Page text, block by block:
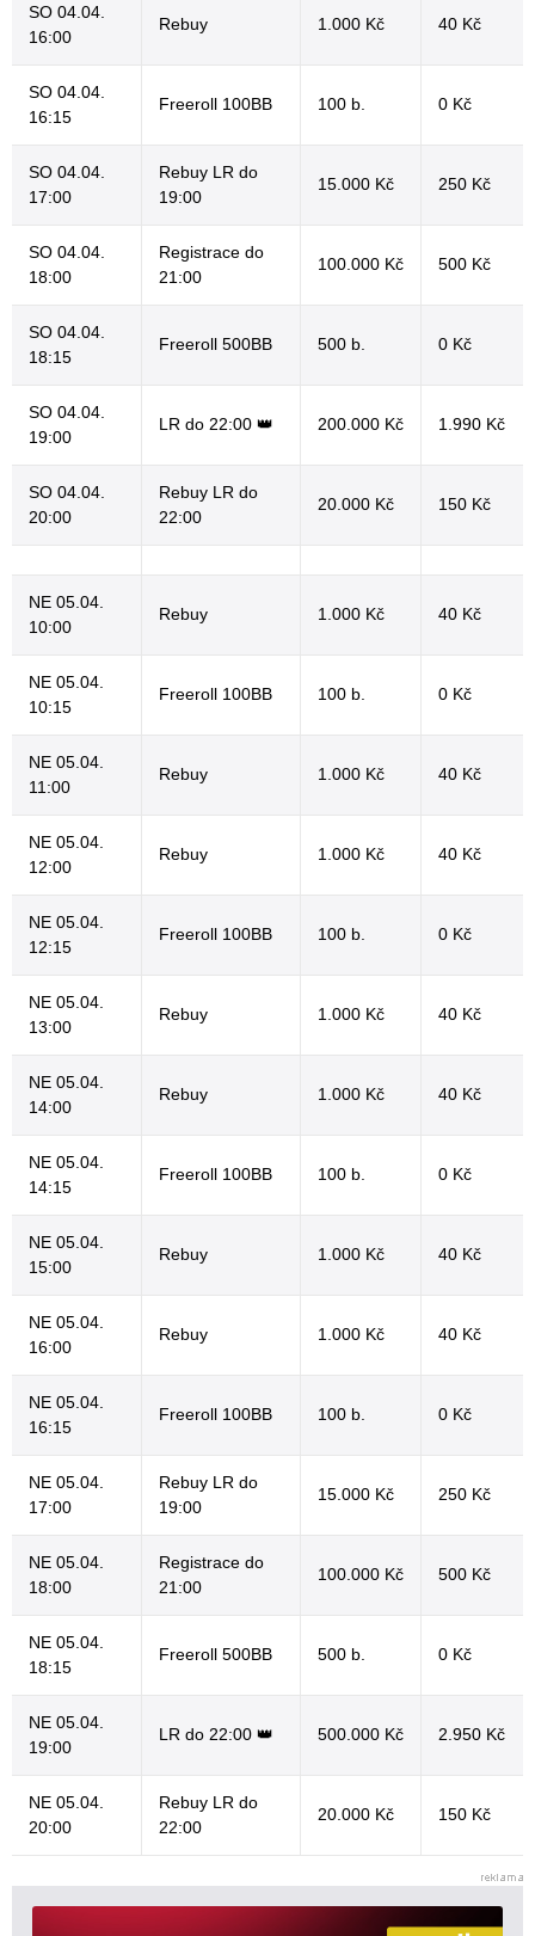
SO 04.04.
16:00
Rebuy 1.000 Kč 40 Kč
SO 04.04.
16:15
Freeroll 100BB 100 b. 0 Kč
SO 04.04.
17:00
Rebuy LR do
19:00
15.000 Kč 250 Kč
SO 04.04.
18:00
Registrace do
21:00
100.000 Kč 500 Kč
SO 04.04.
18:15
Freeroll 500BB 500 b. 0 Kč
SO 04.04.
19:00
LR do 22:00 👑 200.000 Kč 1.990 Kč
SO 04.04.
20:00
Rebuy LR do
22:00
20.000 Kč 150 Kč
NE 05.04.
10:00
Rebuy 1.000 Kč 40 Kč
NE 05.04.
10:15
Freeroll 100BB 100 b. 0 Kč
NE 05.04.
11:00
Rebuy 1.000 Kč 40 Kč
NE 05.04.
12:00
Rebuy 1.000 Kč 40 Kč
NE 05.04.
12:15
Freeroll 100BB 100 b. 0 Kč
NE 05.04.
13:00
Rebuy 1.000 Kč 40 Kč
NE 05.04.
14:00
Rebuy 1.000 Kč 40 Kč
NE 05.04.
14:15
Freeroll 100BB 100 b. 0 Kč
NE 05.04.
15:00
Rebuy 1.000 Kč 40 Kč
NE 05.04.
16:00
Rebuy 1.000 Kč 40 Kč
NE 05.04.
16:15
Freeroll 100BB 100 b. 0 Kč
NE 05.04.
17:00
Rebuy LR do
19:00
15.000 Kč 250 Kč
NE 05.04.
18:00
Registrace do
21:00
100.000 Kč 500 Kč
NE 05.04.
18:15
Freeroll 500BB 500 b. 0 Kč
NE 05.04.
19:00
LR do 22:00 👑 500.000 Kč 2.950 Kč
NE 05.04.
20:00
Rebuy LR do
22:00
20.000 Kč 150 Kč